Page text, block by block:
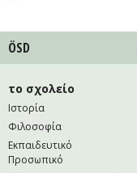
ÖSD
το σχολείο
Ιστορία
Φιλοσοφία
Εκπαιδευτικό
Προσωπικό